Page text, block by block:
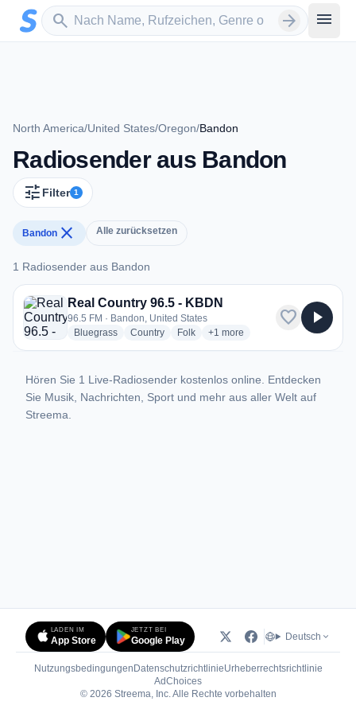
Zum Hauptinhalt springen
search
Sender suchen arrow_forward menu
North America/United States/Oregon/Bandon
Radiosender aus Bandon
tune Filter 1
Bandon close Alle zurücksetzen
1 Radiosender aus Bandon
1 Radiosender aus Bandon
Real Country 96.5 - KBDN
96.5 FM · Bandon, United States
Bluegrassradio stations
Countryradio stations
Folkradio stations
+1 more genres for Real Country
more
favorite play_arrow
Hören Sie 1 Live-Radiosender kostenlos online. Entdecken
Sie Musik, Nachrichten, Sport und mehr aus aller Welt auf
Streema.
LADEN IM
App Store
JETZT BEI
Google Play Deutsch
Nutzungsbedingungen DatenschutzrichtlinieUrheberrechtsrichtlinie
AdChoices(öffnet in neuem Tab)
© 2026 Streema, Inc. Alle Rechte vorbehalten